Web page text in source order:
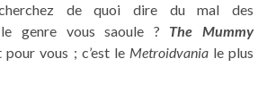
de quoi dire du mal des
genre vous saoule ? The Mummy
vous ; c’est le Metroidvaniale plus